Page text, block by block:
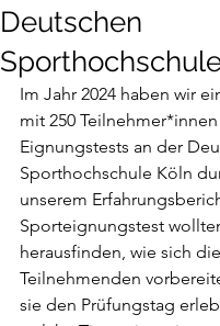
Deutschen
Im Jahr 2024 haben wir
mit 250
Eignungstests an der
Sporthochschule Köln
unserem
Sporteignungstest
herausfinden, wie sich die
Teilnehmenden
sie den Prüfungstag